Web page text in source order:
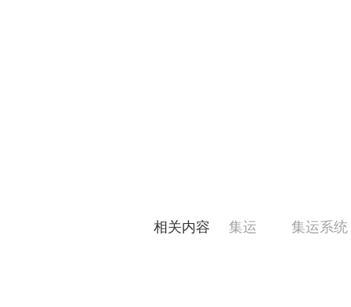
相关内容 集运 集运系统